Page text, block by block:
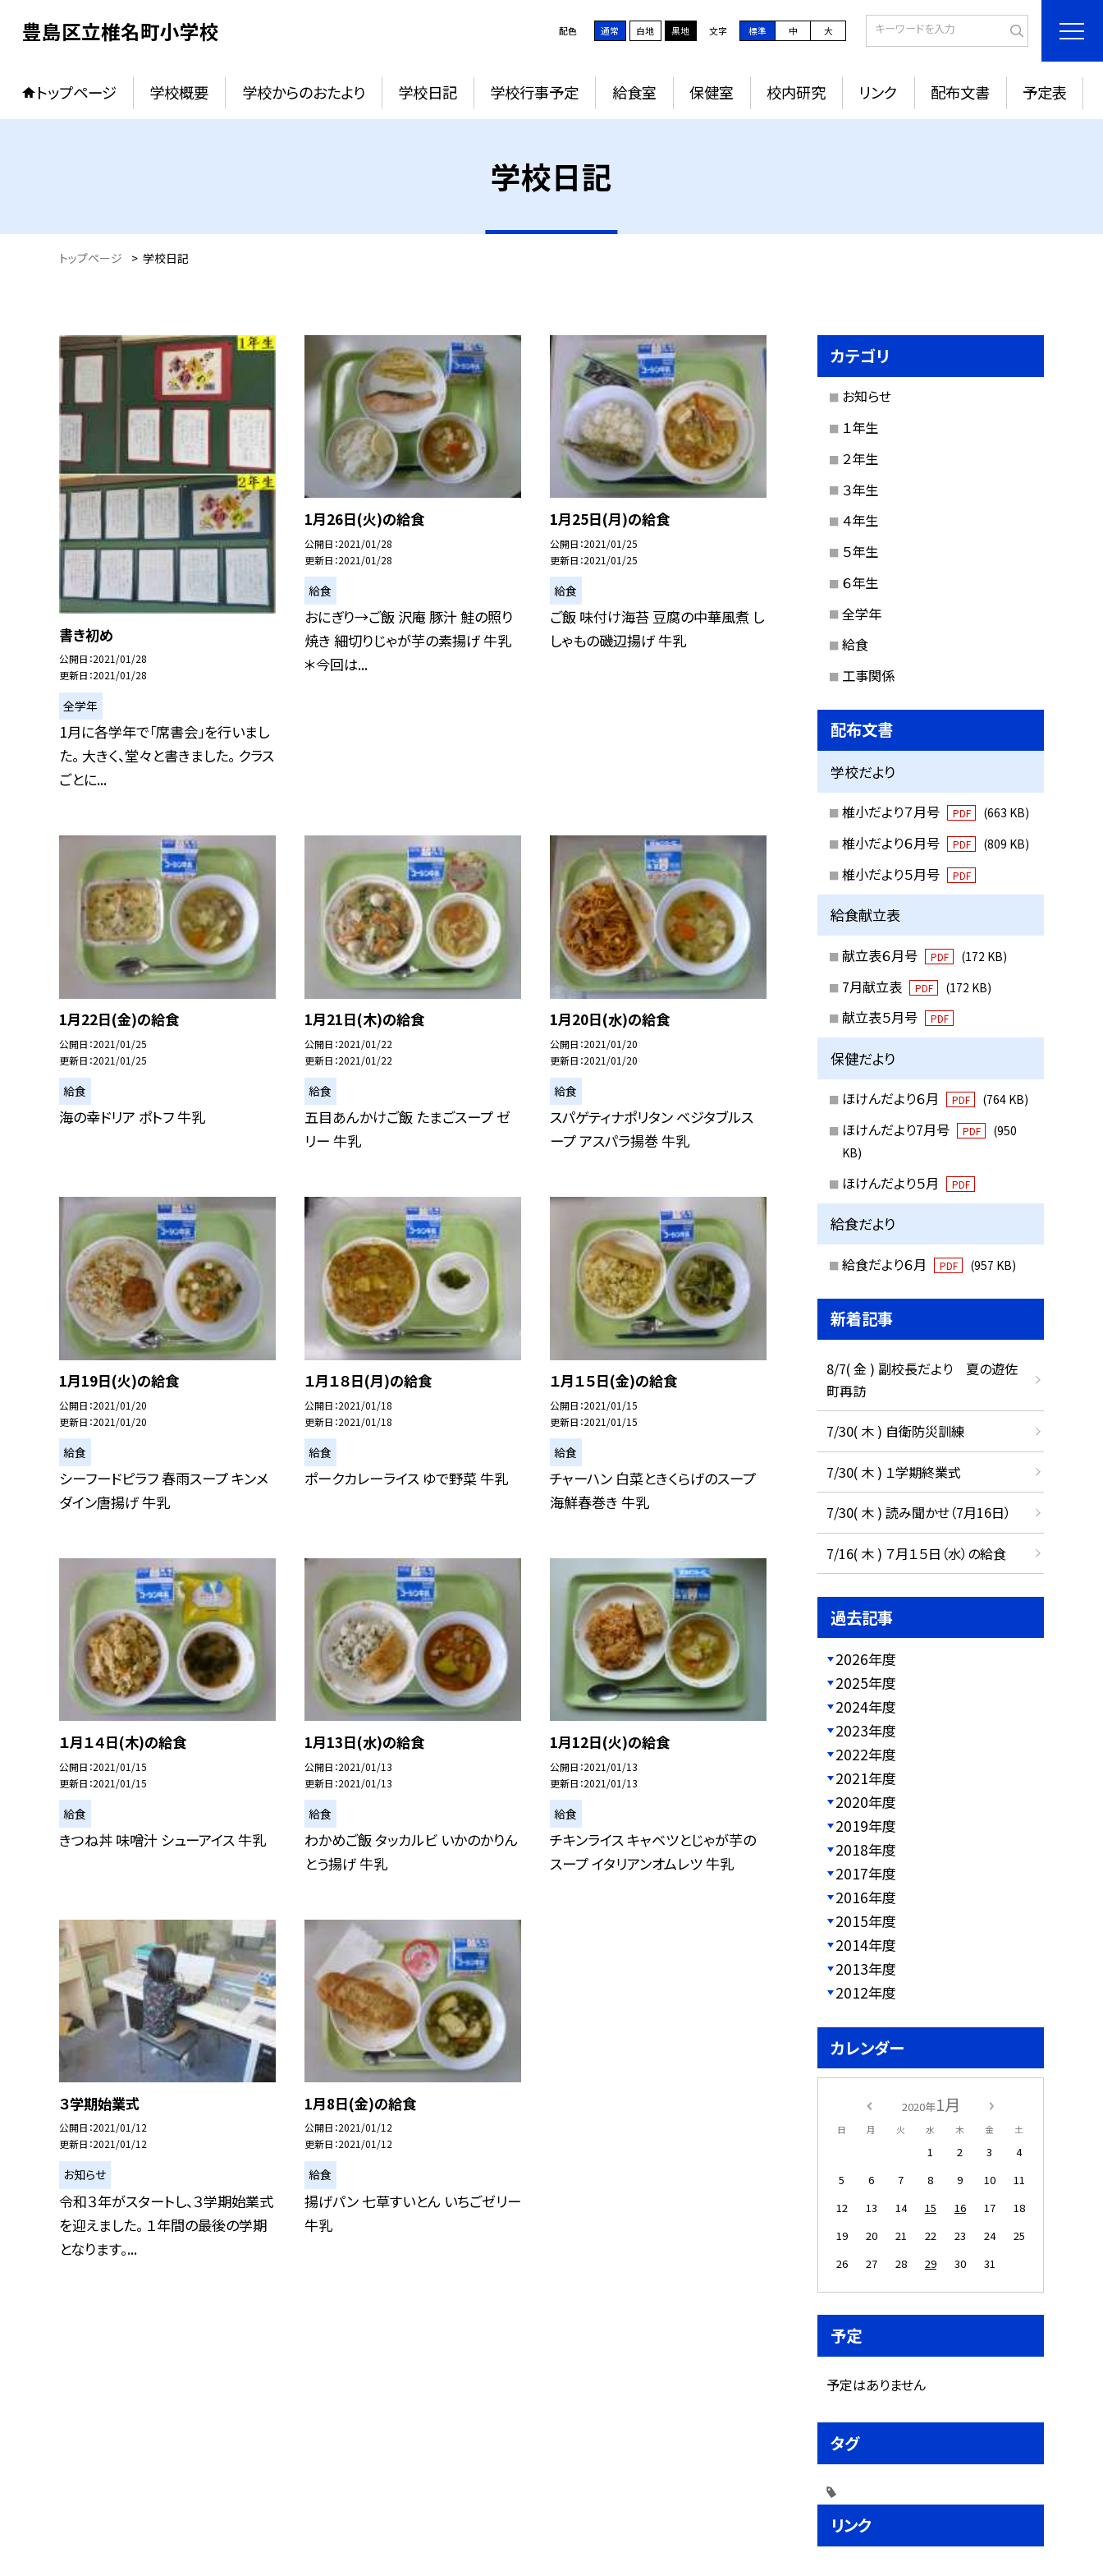
豊島区立椎名町小学校 配色 通常 白地 黒地 文字 標準 中 大
トップページ 学校概要 学校からのおたより 学校日記 学校行事予定 給食室 保健室 校内研究 リンク 配布文書 予定表
学校日記
トップページ > 学校日記
書き初め
公開日 2021/01/28
更新日 2021/01/28
全学年
1月に各学年で「席書会」を行いまし
た。 大きく、堂々と書きました。 クラス
ごとに...
1月26日(火)の給食
公開日 2021/01/28
更新日 2021/01/28
給食
おにぎり→ご飯 沢庵 豚汁 鮭の照り
焼き 細切りじゃが芋の素揚げ 牛乳
＊今回は...
1月25日(月)の給食
公開日 2021/01/25
更新日 2021/01/25
給食
ご飯 味付け海苔 豆腐の中華風煮 し
しゃもの磯辺揚げ 牛乳
1月22日(金)の給食
公開日 2021/01/25
更新日 2021/01/25
給食
海の幸ドリア ポトフ 牛乳
1月21日(木)の給食
公開日 2021/01/22
更新日 2021/01/22
給食
五目あんかけご飯 たまごスープ ゼ
リー 牛乳
1月20日(水)の給食
公開日 2021/01/20
更新日 2021/01/20
給食
スパゲティナポリタン ベジタブルス
ープ アスパラ揚巻 牛乳
1月19日(火)の給食
公開日 2021/01/20
更新日 2021/01/20
給食
シーフードピラフ 春雨スープ キンメ
ダイン唐揚げ 牛乳
１月１８日(月)の給食
公開日 2021/01/18
更新日 2021/01/18
給食
ポークカレーライス ゆで野菜 牛乳
１月１５日(金)の給食
公開日 2021/01/15
更新日 2021/01/15
給食
チャーハン 白菜ときくらげのスープ
海鮮春巻き 牛乳
１月１４日(木)の給食
公開日 2021/01/15
更新日 2021/01/15
給食
きつね丼 味噌汁 シューアイス 牛乳
1月13日(水)の給食
公開日 2021/01/13
更新日 2021/01/13
給食
わかめご飯 タッカルビ いかのかりん
とう揚げ 牛乳
1月12日(火)の給食
公開日 2021/01/13
更新日 2021/01/13
給食
チキンライス キャベツとじゃが芋の
スープ イタリアンオムレツ 牛乳
３学期始業式
公開日 2021/01/12
更新日 2021/01/12
お知らせ
令和３年がスタートし、３学期始業式
を迎えました。 １年間の最後の学期
となります。...
1月8日(金)の給食
公開日 2021/01/12
更新日 2021/01/12
給食
揚げパン 七草すいとん いちごゼリー
牛乳
カテゴリ
お知らせ
１年生
２年生
３年生
４年生
５年生
６年生
全学年
給食
工事関係
配布文書
学校だより
椎小だより７月号 PDF (663 KB)
椎小だより６月号 PDF (809 KB)
椎小だより５月号 PDF
給食献立表
献立表６月号 PDF (172 KB)
7月献立表 PDF (172 KB)
献立表５月号 PDF
保健だより
ほけんだより６月 PDF (764 KB)
ほけんだより7月号 PDF
(950
KB)
ほけんだより５月 PDF
給食だより
給食だより６月 PDF (957 KB)
新着記事
8/7( 金 ) 副校長だより 夏の遊佐
町再訪
7/30( 木 ) 自衛防災訓練
7/30( 木 ) １学期終業式
7/30( 木 ) 読み聞かせ（7月16日）
7/16( 木 ) ７月１５日（水）の給食
過去記事
2026年度
2025年度
2024年度
2023年度
2022年度
2021年度
2020年度
2019年度
2018年度
2017年度
2016年度
2015年度
2014年度
2013年度
2012年度
カレンダー
2020年1月
日 月 火 水 木 金 土
1 2 3
4
5
6 7 8 9 10
11
12
13 14 15 16 17
18
19
20 21 22 23 24
25
26
27 28 29 30 31
予定
予定はありません
タグ
リンク